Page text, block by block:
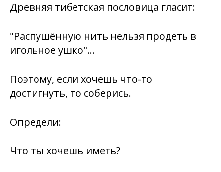
Древняя тибетская пословица гласит:
"Распушённую нить нельзя продеть в
игольное ушко"…
Поэтому, если хочешь что-то
достигнуть, то соберись.
Определи:
Что ты хочешь иметь?